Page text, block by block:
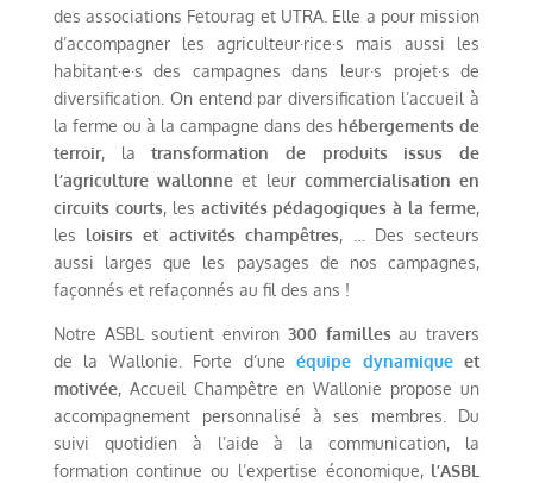
des associations Fetourag et UTRA. Elle a pour mission
d’accompagner les agriculteur·rice·s mais aussi les
habitant·e·s des campagnes dans leur·s projet·s de
diversification. On entend par diversification l’accueil à
la ferme ou à la campagne dans des hébergements de
terroir, latransformation de produits issus de
l’agriculture wallonne et leur commercialisation en
circuits courts, les activités pédagogiques à la ferme,
les loisirs et activités champêtres, … Des secteurs
aussi larges que les paysages de nos campagnes,
façonnés et refaçonnés au fil des ans !
Notre ASBL soutient environ 300 famillesau travers
de la Wallonie. Forte d’uneéquipe dynamiqueet
motivée, Accueil Champêtre en Wallonie propose un
accompagnement personnalisé à ses membres. Du
suivi quotidien à l’aide à la communication, la
formation continue ou l’expertise économique, l’ASBL